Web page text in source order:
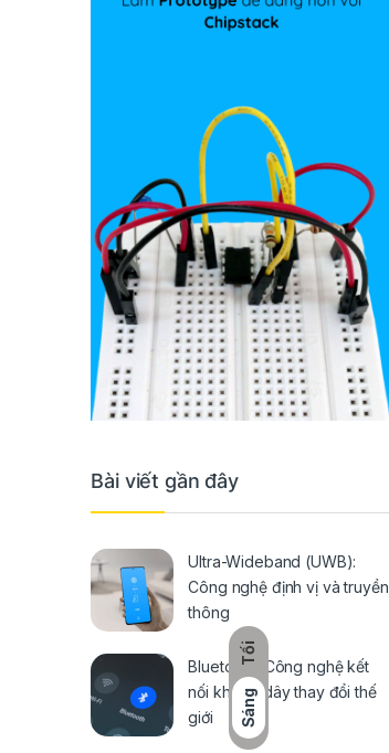
Tối
Sáng
Bài viết gần đây
Ultra-Wideband (UWB):
Công nghệ định vị và truyền
thông
Bluetooth: Công nghệ kết
nối không dây thay đổi thế
giới